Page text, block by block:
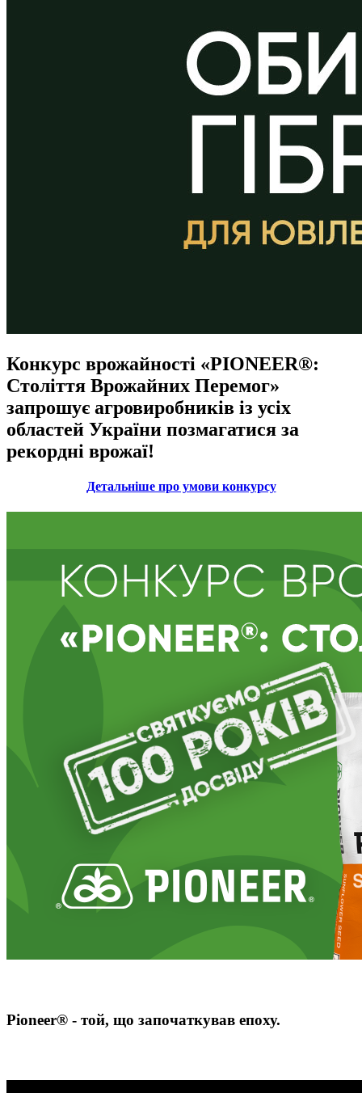
Конкурс врожайності «PIONEER®:
Століття Врожайних Перемог»
запрошує агровиробників із усіх
областей України позмагатися за
рекордні врожаї!
Детальніше про умови конкурсу
Pioneer® - той, що започаткував епоху.